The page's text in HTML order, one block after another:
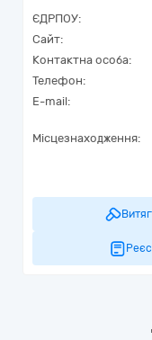
ЄДРПОУ:
Сайт:
Контактна особа:
Телефон:
E-mail:
Місцезнаходження: